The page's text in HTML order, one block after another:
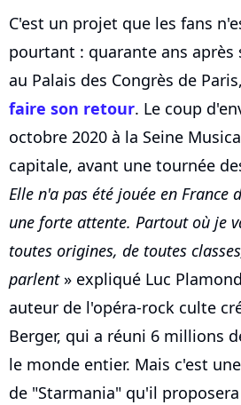
C'est un projet que les fans
pourtant : quarante ans
au Palais des Congrès de Paris,
faire son retour. Le coup
octobre 2020 à la Seine
capitale, avant une tournée
Elle n'a pas été jouée en France
une forte attente. Partout où je
toutes origines, de toutes
parlent» expliqué Luc
auteur de l'opéra-rock culte
Berger, qui a réuni 6 millions
le monde entier. Mais c'est
de "Starmania" qu'il